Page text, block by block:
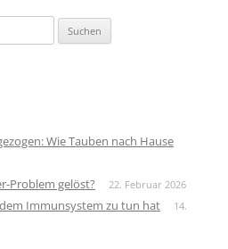
Wie Tauben nach Hause
Problem gelöst? 22. Februar 2026
Immunsystem zu tun hat
14.